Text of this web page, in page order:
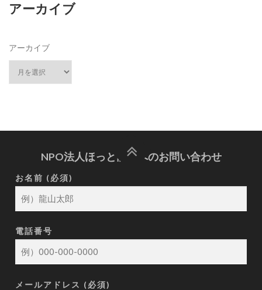
アーカイブ
アーカイブ
NPO法人ほっと龍山へのお問い合わせ
お名前 (必須)
電話番号
メールアドレス (必須)